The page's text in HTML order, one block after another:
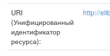
URI
(Унифицированный
идентификатор
ресурса):
http://